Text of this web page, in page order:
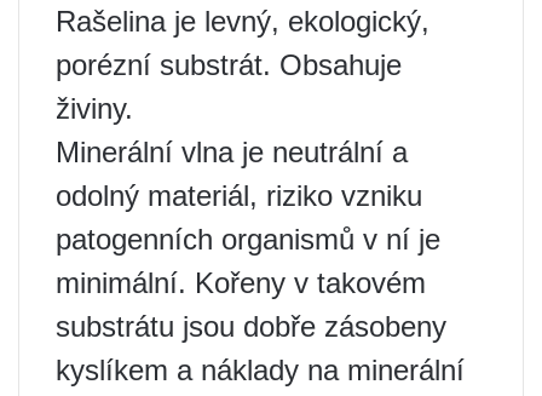
Rašelina je levný, ekologický,
porézní substrát. Obsahuje
živiny.
Minerální vlna je neutrální a
odolný materiál, riziko vzniku
patogenních organismů v ní je
minimální. Kořeny v takovém
substrátu jsou dobře zásobeny
kyslíkem a náklady na minerální